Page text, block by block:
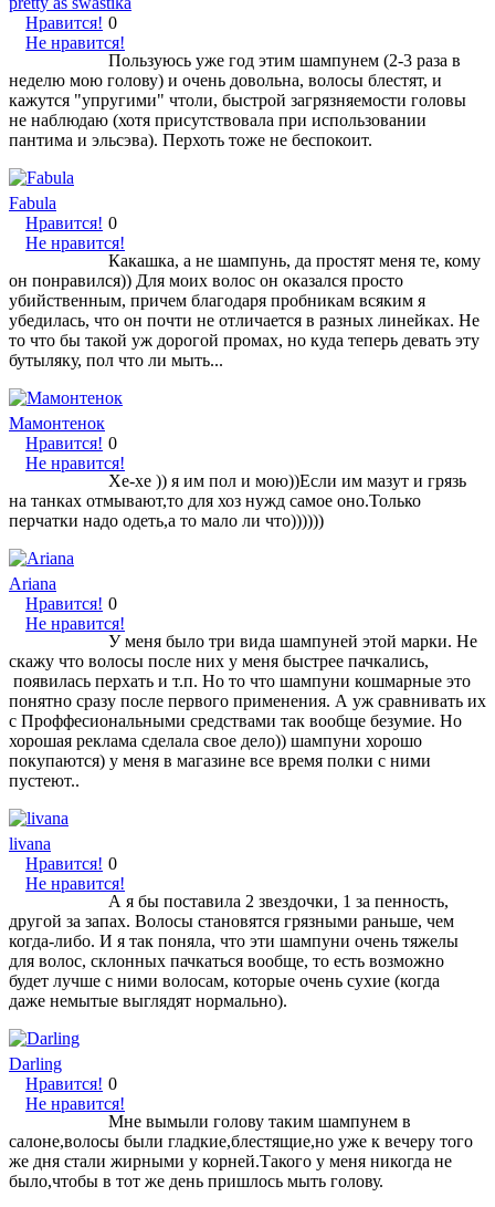
Нравится!
Не нравится!
0
Пользуюсь уже год этим шампунем (2-3 раза в
неделю мою голову) и очень довольна, волосы блестят, и
кажутся "упругими" чтоли, быстрой загрязняемости головы
не наблюдаю (хотя присутствовала при использовании
пантима и эльсэва). Перхоть тоже не беспокоит.
Fabula
Нравится!
Не нравится!
0
Какашка, а не шампунь, да простят меня те, кому
он понравился)) Для моих волос он оказался просто
убийственным, причем благодаря пробникам всяким я
убедилась, что он почти не отличается в разных линейках. Не
то что бы такой уж дорогой промах, но куда теперь девать эту
бутыляку, пол что ли мыть...
Мамонтенок
Нравится!
Не нравится!
0
Хе-хе )) я им пол и мою))Если им мазут и грязь
на танках отмывают,то для хоз нужд самое оно.Только
перчатки надо одеть,а то мало ли что))))))
Ariana
Нравится!
Не нравится!
0
У меня было три вида шампуней этой марки. Не
скажу что волосы после них у меня быстрее пачкались,
появилась перхать и т.п. Но то что шампуни кошмарные это
понятно сразу после первого применения. А уж сравнивать их
с Проффесиональными средствами так вообще безумие. Но
хорошая реклама сделала свое дело)) шампуни хорошо
покупаются) у меня в магазине все время полки с ними
пустеют..
livana
Нравится!
Не нравится!
0
А я бы поставила 2 звездочки, 1 за пенность,
другой за запах. Волосы становятся грязными раньше, чем
когда-либо. И я так поняла, что эти шампуни очень тяжелы
для волос, склонных пачкаться вообще, то есть возможно
будет лучше с ними волосам, которые очень сухие (когда
даже немытые выглядят нормально).
Darling
Нравится!
Не нравится!
0
Мне вымыли голову таким шампунем в
салоне,волосы были гладкие,блестящие,но уже к вечеру того
же дня стали жирными у корней.Такого у меня никогда не
было,чтобы в тот же день пришлось мыть голову.